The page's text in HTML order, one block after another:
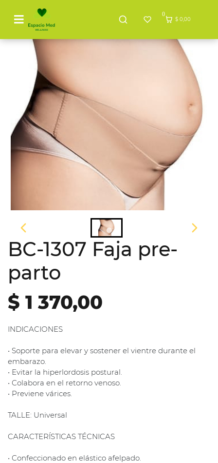
0
$ 0,00
BC-1307 Faja pre-
parto
$ 1 370,00
INDICACIONES
• Soporte para elevar y sostener el vientre durante el
embarazo.
• Evitar la hiperlordosis postural.
• Colabora en el retorno venoso.
• Previene várices.
TALLE: Universal
CARACTERÍSTICAS TÉCNICAS
• Confeccionado en elástico afelpado.